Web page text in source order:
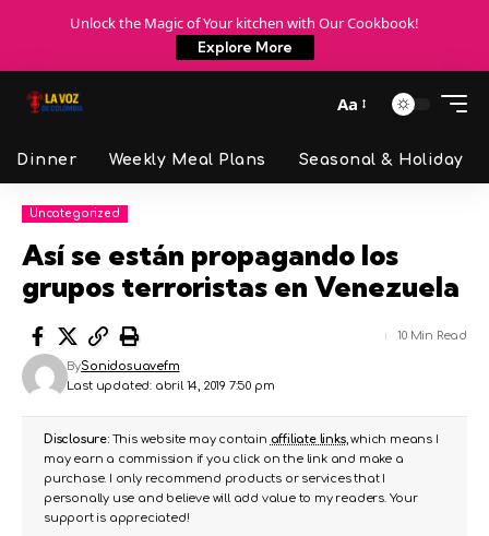
Unlock the Magic of Your kitchen with Our Cookbook!
Explore More
Aa
Dinner Weekly Meal Plans Seasonal & Holiday
Uncategorized
Así se están propagando los
grupos terroristas en Venezuela
Last updated: abril 14, 2019 7:50 pm
BySonidosuavefm
10 Min Read
Disclosure:This website may contain affiliate links, which means I
may earn a commission if you click on the link and make a
purchase. I only recommend products or services that I
personally use and believe will add value to my readers. Your
support is appreciated!